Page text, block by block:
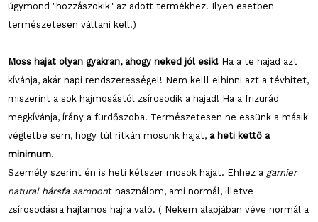
úgymond "hozzászokik" az adott termékhez. Ilyen esetben
természetesen váltani kell.)
Moss hajat olyan gyakran, ahogy neked jól esik! Ha a te hajad azt
kívánja, akár napi rendszerességel! Nem kelll elhinni azt a tévhitet,
miszerint a sok hajmosástól zsírosodik a hajad! Ha a frizurád
megkívánja, írány a fürdőszoba. Természetesen ne essünk a másik
végletbe sem, hogy túl ritkán mosunk hajat, a heti kettő a
minimum.
Személy szerint én is heti kétszer mosok hajat. Ehhez a garnier
natural hársfa sampont használom, ami normál, illetve
zsírosodásra hajlamos hajra való. ( Nekem alapjában véve normál a